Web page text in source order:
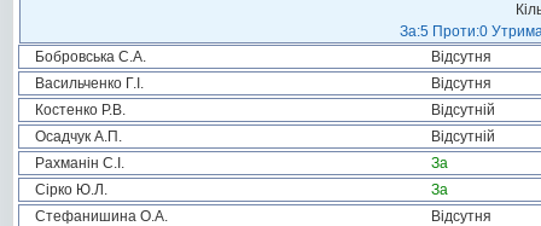
За:5 Проти:0
Бобровська С.А.
Відсутня
Васильченко Г.І.
Відсутня
Костенко Р.В.
Відсутній
Осадчук А.П.
Відсутній
Рахманін С.І.
За
Сірко Ю.Л.
За
Стефанишина О.А.
Відсутня